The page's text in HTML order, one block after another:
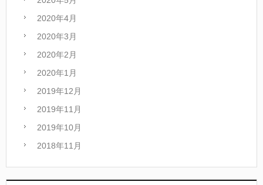
2020年4月
2020年3月
2020年2月
2020年1月
2019年12月
2019年11月
2019年10月
2018年11月